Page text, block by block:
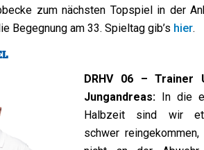
zum nächsten Topspiel in der
Begegnung am 33. Spieltag gib’s hier.
DRHV 06 – Trainer
Jungandreas: In die
Halbzeit sind wir
schwer reingekommen,